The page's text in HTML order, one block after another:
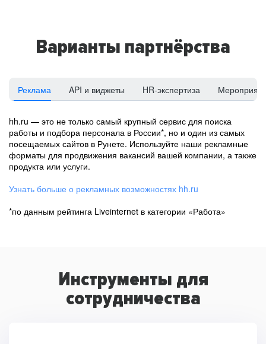
Варианты партнёрства
Реклама API и виджеты HR-экспертиза
hh.ru — это не только самый крупный сервис для поиска
работы и подбора персонала в России*, но и один из самых
посещаемых сайтов в Рунете. Используйте наши рекламные
форматы для продвижения вакансий вашей компании, а также
продукта или услуги.
Узнать больше о рекламных возможностях hh.ru
*по данным рейтинга Liveinternet в категории «Работа»
Инструменты для
сотрудничества